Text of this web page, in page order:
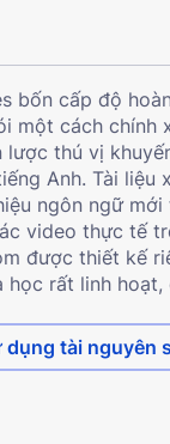
bốn cấp độ
một cách chính
thú vị
Anh. Tài
ngôn ngữ
video thực tế
được thiết kế
học rất linh
dụng tài nguyên